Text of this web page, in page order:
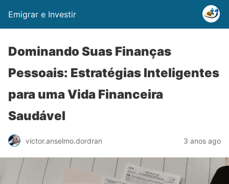
Emigrar e Investir
Dominando Suas Finanças
Pessoais: Estratégias Inteligentes
para uma Vida Financeira
Saudável
victor.anselmo.dordran 3 anos ago